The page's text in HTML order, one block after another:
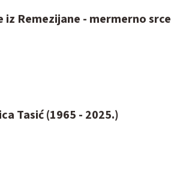
Remezijane - mermerno srce
Tasić (1965 - 2025.)